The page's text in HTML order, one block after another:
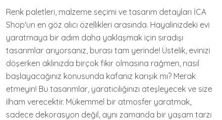
Renk paletleri, malzeme seçimi ve tasarım detayları İCA
Shop'un en göz alıcı özellikleri arasında. Hayalinizdeki evi
yaratmaya bir adım daha yaklaşmak için sıradışı
tasarımlar arıyorsanız, burası tam yerinde! Üstelik, evinizi
döşerken aklınızda birçok fikir olmasına rağmen, nasıl
başlayacağınız konusunda kafanız karışık mı? Merak
etmeyin! Bu tasarımlar, yaratıcılığınızı ateşleyecek ve size
ilham verecektir. Mükemmel bir atmosfer yaratmak,
sadece dekorasyon değil, aynı zamanda bir yaşam tarzı